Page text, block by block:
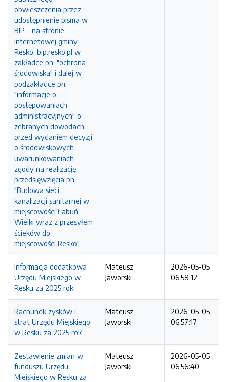
obwieszczenia przez
udostępnienie pisma w
BIP - na stronie
internetowej gminy
Resko: bip.resko.pl w
zakładce pn: "ochrona
środowiska" i dalej w
podzakładce pn:
"informacje o
postępowaniach
administracyjnych" o
zebranych dowodach
przed wydaniem decyzji
o środowiskowych
uwarunkowaniach
zgody na realizację
przedsięwzięcia pn:
"Budowa sieci
kanalizacji sanitarnej w
miejscowości Łabuń
Wielki wraz z przesyłem
ścieków do
miejscowości Resko"
Informacja dodatkowa
Urzędu Miejskiego w
Resku za 2025 rok
Mateusz
Jaworski
2026-05-05
06:58:12
Rachunek zysków i
strat Urzędu Miejskiego
w Resku za 2025 rok
Mateusz
Jaworski
2026-05-05
06:57:17
Zestawienie zmian w
funduszu Urzędu
Miejskiego w Resku za
Mateusz
Jaworski
2026-05-05
06:56:40